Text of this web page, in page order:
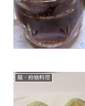
麺・粉物料理